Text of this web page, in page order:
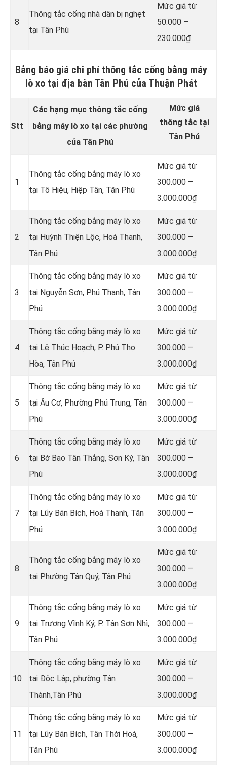
8
Thông tắc cống nhà dân bị nghẹt
tại Tân Phú
Mức giá từ
50.000 –
230.000₫
Bảng báo giá chi phí thông tắc cống bằng máy
lò xo tại địa bàn Tân Phú của Thuận Phát
Stt
Các hạng mục thông tắc cống
bằng máy lò xo tại các phường
của Tân Phú
Mức giá
thông tắc tại
Tân Phú
1
Thông tắc cống bằng máy lò xo
tại Tô Hiệu, Hiệp Tân, Tân Phú
Mức giá từ
300.000 –
3.000.000₫
2
Thông tắc cống bằng máy lò xo
tại Huỳnh Thiện Lộc, Hoà Thanh,
Tân Phú
Mức giá từ
300.000 –
3.000.000₫
3
Thông tắc cống bằng máy lò xo
tại Nguyễn Sơn, Phú Thạnh, Tân
Phú
Mức giá từ
300.000 –
3.000.000₫
4
Thông tắc cống bằng máy lò xo
tại Lê Thúc Hoạch, P. Phú Thọ
Hòa, Tân Phú
Mức giá từ
300.000 –
3.000.000₫
5
Thông tắc cống bằng máy lò xo
tại Âu Cơ, Phường Phú Trung, Tân
Phú
Mức giá từ
300.000 –
3.000.000₫
6
Thông tắc cống bằng máy lò xo
tại Bờ Bao Tân Thắng, Sơn Ký, Tân
Phú
Mức giá từ
300.000 –
3.000.000₫
7
Thông tắc cống bằng máy lò xo
tại Lũy Bán Bích, Hoà Thanh, Tân
Phú
Mức giá từ
300.000 –
3.000.000₫
8
Thông tắc cống bằng máy lò xo
tại Phường Tân Quý, Tân Phú
Mức giá từ
300.000 –
3.000.000₫
9
Thông tắc cống bằng máy lò xo
tại Trương Vĩnh Ký, P. Tân Sơn Nhì,
Tân Phú
Mức giá từ
300.000 –
3.000.000₫
10
Thông tắc cống bằng máy lò xo
tại Độc Lập, phường Tân
Thành,Tân Phú
Mức giá từ
300.000 –
3.000.000₫
11
Thông tắc cống bằng máy lò xo
tại Lũy Bán Bích, Tân Thới Hoà,
Tân Phú
Mức giá từ
300.000 –
3.000.000₫